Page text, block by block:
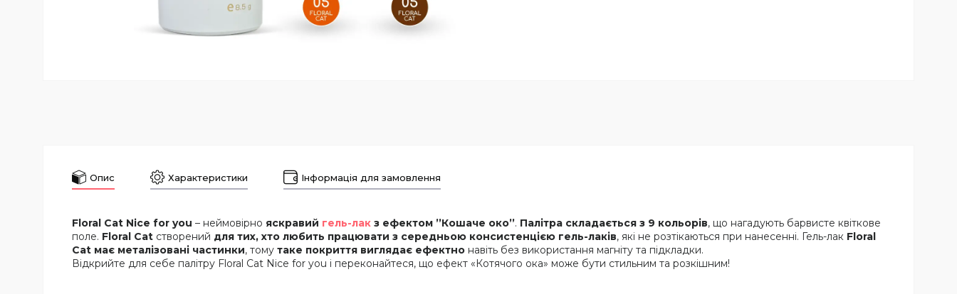
Опис Характеристики Інформація для замовлення
Floral Cat Nice for you – неймовірно яскравий гель-лак з ефектом ’’Кошаче око’’. Палітра складається з 9 кольорів, що нагадують барвисте квіткове
поле. Floral Cat створений для тих, хто любить працювати з середньою консистенцією гель-лаків, які не розтікаються при нанесенні. Гель-лак Floral
Cat має металізовані частинки, тому таке покриття виглядає ефектно навіть без використання магніту та підкладки.
Відкрийте для себе палітру Floral Cat Nice for you і переконайтеся, що ефект «Котячого ока» може бути стильним та розкішним!